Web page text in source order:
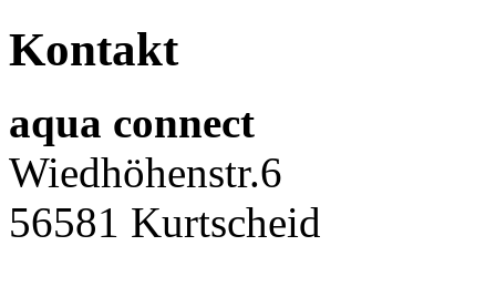
Kontakt
aqua connect
Wiedhöhenstr.6
56581 Kurtscheid